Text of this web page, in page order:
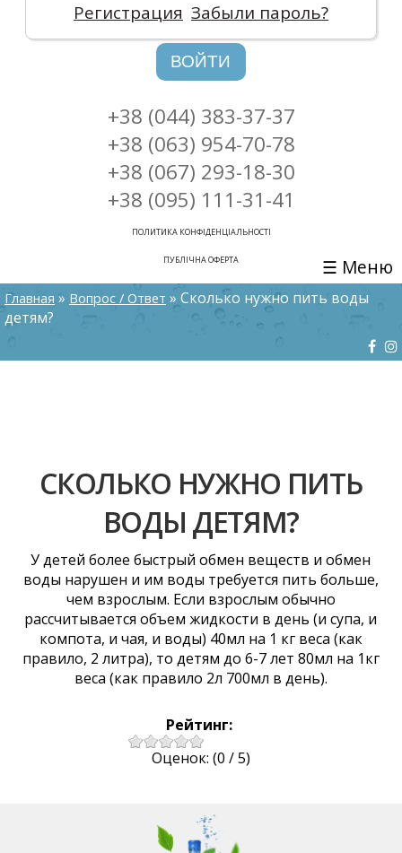
Регистрация Забыли пароль?
ВОЙТИ
+38 (044) 383-37-37
+38 (063) 954-70-78
+38 (067) 293-18-30
+38 (095) 111-31-41
ПОЛИТИКА КОНФІДЕНЦІАЛЬНОСТІ
ПУБЛІЧНА ОФЕРТА ☰ Меню
ВЫ ЗДЕСЬ
Главная » Вопрос / Ответ » Сколько нужно пить воды
детям?
СКОЛЬКО НУЖНО ПИТЬ
ВОДЫ ДЕТЯМ?
У детей более быстрый обмен веществ и обмен
воды нарушен и им воды требуется пить больше,
чем взрослым. Если взрослым обычно
рассчитывается объем жидкости в день (и супа, и
компота, и чая, и воды) 40мл на 1 кг веса (как
правило, 2 литра), то детям до 6-7 лет 80мл на 1кг
веса (как правило 2л 700мл в день).
Рейтинг:
Оценок: (0 /5)